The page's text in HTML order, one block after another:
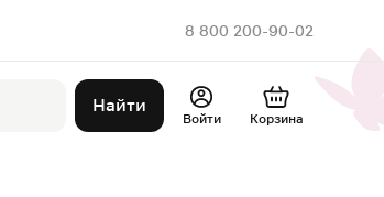
8 800 200-90-02
Найти
Войти Корзина